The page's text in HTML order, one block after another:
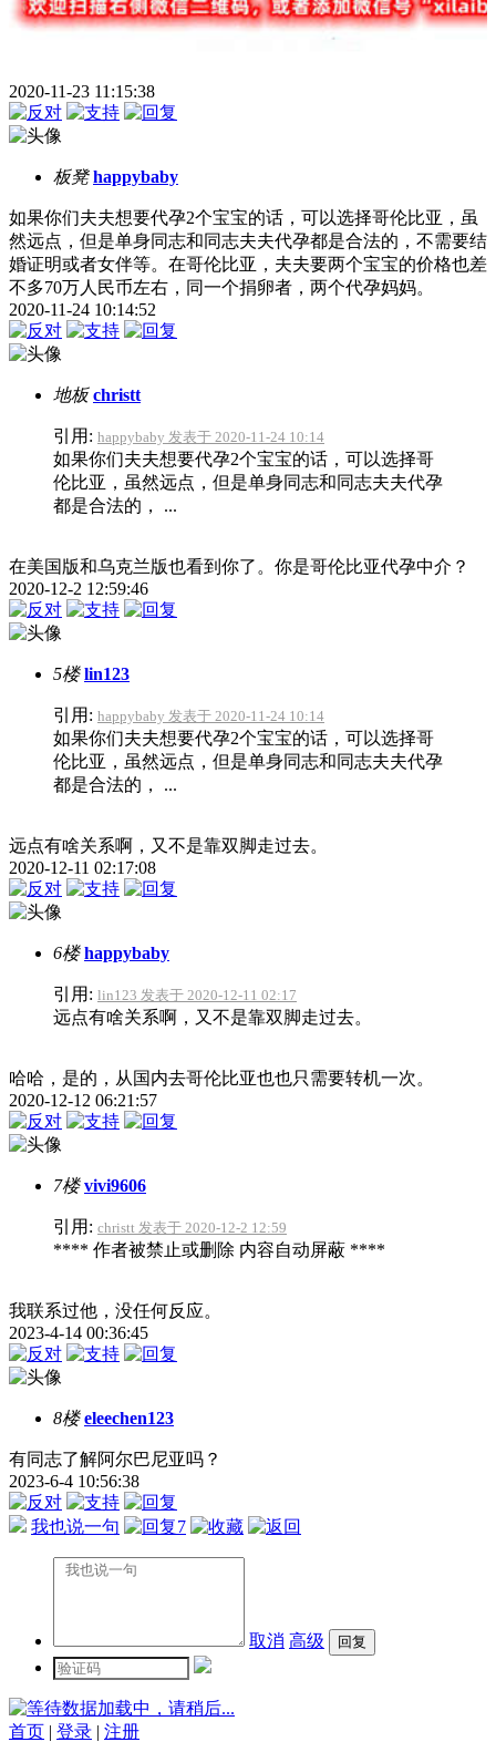
2020-11-23 11:15:38
板凳 happybaby
如果你们夫夫想要代孕2个宝宝的话，可以选择哥伦比亚，虽
然远点，但是单身同志和同志夫夫代孕都是合法的，不需要结
婚证明或者女伴等。在哥伦比亚，夫夫要两个宝宝的价格也差
不多70万人民币左右，同一个捐卵者，两个代孕妈妈。
2020-11-24 10:14:52
地板 christt
引用: happybaby 发表于 2020-11-24 10:14
如果你们夫夫想要代孕2个宝宝的话，可以选择哥
伦比亚，虽然远点，但是单身同志和同志夫夫代孕
都是合法的， ...
在美国版和乌克兰版也看到你了。你是哥伦比亚代孕中介？
2020-12-2 12:59:46
5楼 lin123
引用: happybaby 发表于 2020-11-24 10:14
如果你们夫夫想要代孕2个宝宝的话，可以选择哥
伦比亚，虽然远点，但是单身同志和同志夫夫代孕
都是合法的， ...
远点有啥关系啊，又不是靠双脚走过去。
2020-12-11 02:17:08
6楼 happybaby
引用: lin123 发表于 2020-12-11 02:17
远点有啥关系啊，又不是靠双脚走过去。
哈哈，是的，从国内去哥伦比亚也也只需要转机一次。
2020-12-12 06:21:57
7楼 vivi9606
引用: christt 发表于 2020-12-2 12:59
**** 作者被禁止或删除 内容自动屏蔽 ****
我联系过他，没任何反应。
2023-4-14 00:36:45
8楼 eleechen123
有同志了解阿尔巴尼亚吗？
2023-6-4 10:56:38
我也说一句 7
取消 高级
数据加载中，请稍后...
首页 | 登录 | 注册